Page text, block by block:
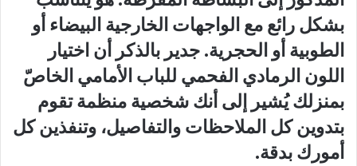
بشكل رائع مع الواجهات الخارجية البيضاء أو
الطوبية أو الحجرية. جدير بالذكر أن اختيار
اللون الرمادي الفحمي للباب الأمامي الخاصّ
بمنزلك يُشير إلى أنك شخصية منظمة تقوم
بتدوين كل الملاحظات والتفاصيل، وتنفذين كل
أمورك بدقة.